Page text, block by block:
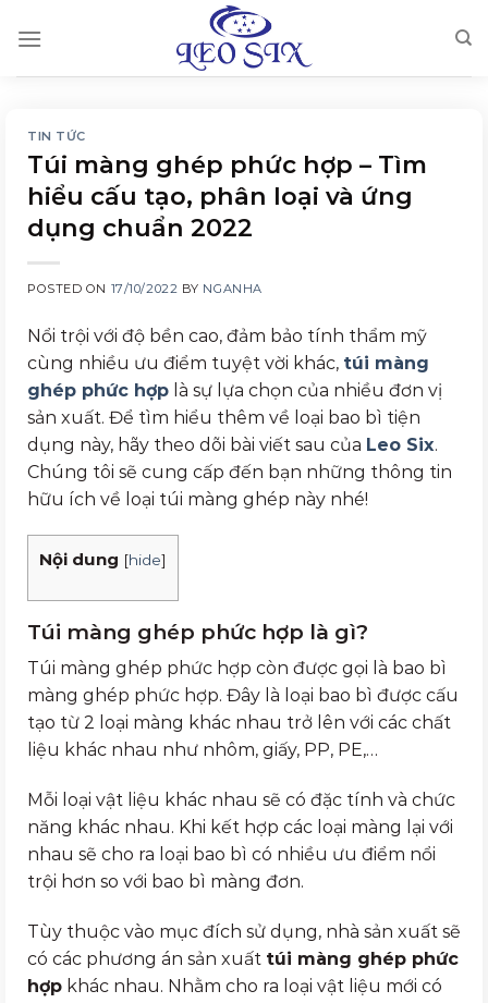
TIN TỨC
Túi màng ghép phức hợp – Tìm
hiểu cấu tạo, phân loại và ứng
dụng chuẩn 2022
POSTED ON 17/10/2022 BY NGANHA
Nổi trội với độ bền cao, đảm bảo tính thẩm mỹ
cùng nhiều ưu điểm tuyệt vời khác, túi màng
ghép phức hợp là sự lựa chọn của nhiều đơn vị
sản xuất. Để tìm hiểu thêm về loại bao bì tiện
dụng này, hãy theo dõi bài viết sau của Leo Six.
Chúng tôi sẽ cung cấp đến bạn những thông tin
hữu ích về loại túi màng ghép này nhé!
Nội dung [hide]
Túi màng ghép phức hợp là gì?
Túi màng ghép phức hợp còn được gọi là bao bì
màng ghép phức hợp. Đây là loại bao bì được cấu
tạo từ 2 loại màng khác nhau trở lên với các chất
liệu khác nhau như nhôm, giấy, PP, PE,…
Mỗi loại vật liệu khác nhau sẽ có đặc tính và chức
năng khác nhau. Khi kết hợp các loại màng lại với
nhau sẽ cho ra loại bao bì có nhiều ưu điểm nổi
trội hơn so với bao bì màng đơn.
Tùy thuộc vào mục đích sử dụng, nhà sản xuất sẽ
có các phương án sản xuất túi màng ghép phức
hợp khác nhau. Nhằm cho ra loại vật liệu mới có